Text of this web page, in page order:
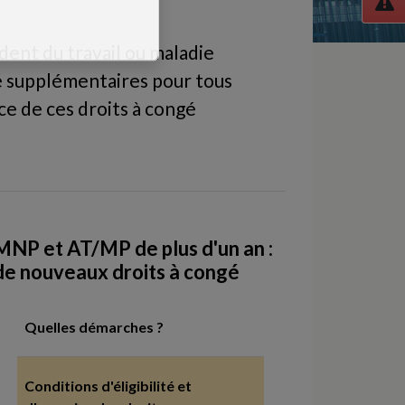
du travail ou maladie
supplémentaires pour tous
de ces droits à congé
et AT/MP de plus d'un an :
nouveaux droits à congé
Quelles démarches ?
Conditions d'éligibilité et